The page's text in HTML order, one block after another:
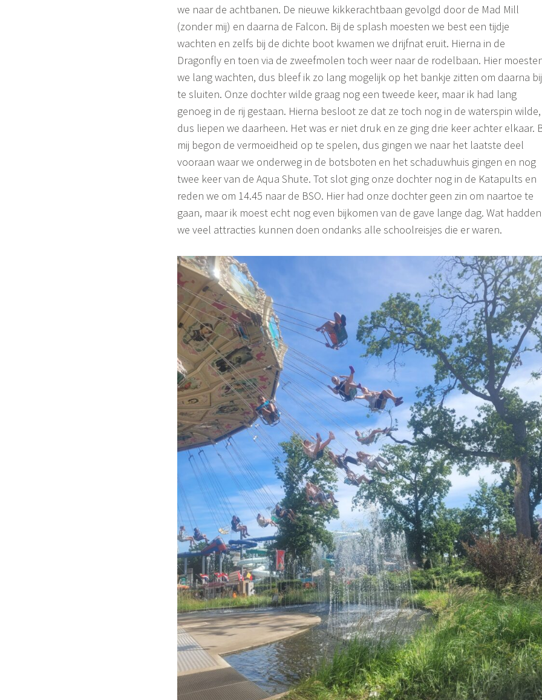
we naar de achtbanen. De nieuwe kikkerachtbaan gevolgd door de Mad Mill
(zonder mij) en daarna de Falcon. Bij de splash moesten we best een tijdje
wachten en zelfs bij de dichte boot kwamen we drijfnat eruit. Hierna in de
Dragonfly en toen via de zweefmolen toch weer naar de rodelbaan. Hier
we lang wachten, dus bleef ik zo lang mogelijk op het bankje zitten om daarna bij
te sluiten. Onze dochter wilde graag nog een tweede keer, maar ik had lang
genoeg in de rij gestaan. Hierna besloot ze dat ze toch nog in de waterspin wilde,
dus liepen we daarheen. Het was er niet druk en ze ging drie keer achter elkaar.
mij begon de vermoeidheid op te spelen, dus gingen we naar het laatste deel
vooraan waar we onderweg in de botsboten en het schaduwhuis gingen en nog
twee keer van de Aqua Shute. Tot slot ging onze dochter nog in de Katapults en
reden we om 14.45 naar de BSO. Hier had onze dochter geen zin om naartoe te
gaan, maar ik moest echt nog even bijkomen van de gave lange dag. Wat hadden
we veel attracties kunnen doen ondanks alle schoolreisjes die er waren.